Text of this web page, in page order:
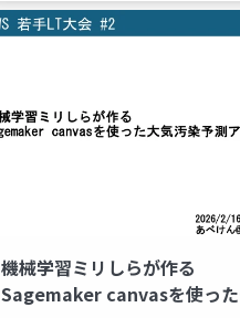
機械学習ミリしらが作る
Sagemaker canvasを使っ